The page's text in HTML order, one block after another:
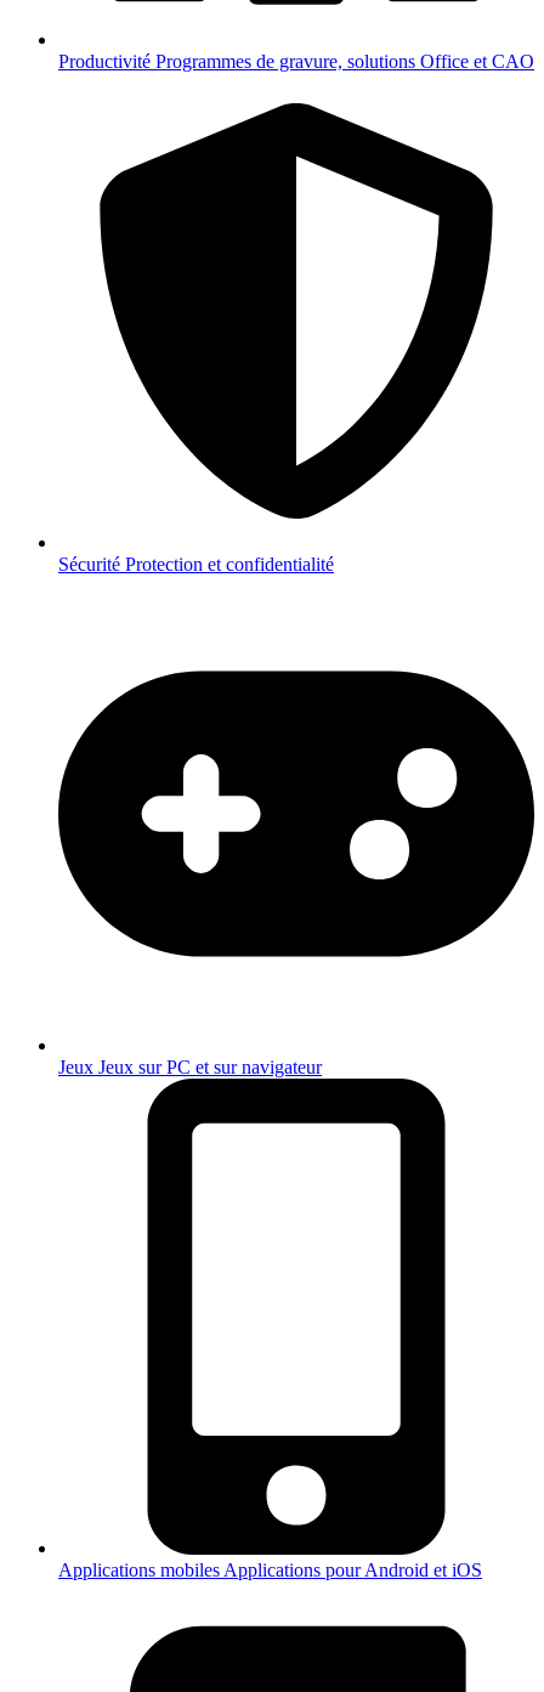
Productivité Programmes de gravure, solutions Office et CAO
Sécurité Protection et confidentialité
Jeux Jeux sur PC et sur navigateur
Applications mobiles Applications pour Android et iOS